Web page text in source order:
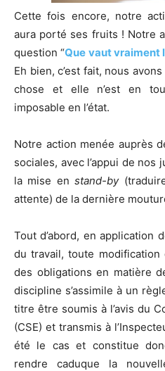
Cette fois encore, notre
aura porté ses fruits ! Notre
question “Que vaut vraiment
Eh bien, c’est fait, nous
chose et elle n’est en
imposable en l’état.
Notre action menée auprès
sociales, avec l’appui de
la mise enstand-by
attente) de la dernière
Tout d’abord, en application
du travail, toute modification
des obligations en matière
discipline s’assimile à un
titre être soumis à l’avis du
(CSE) et transmis à
été le cas et constitue
rendre caduque la